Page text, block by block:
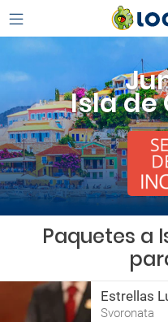
Isla de
Paquetes a
Estrellas
Svoronata